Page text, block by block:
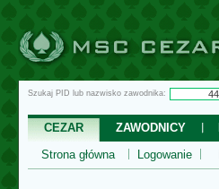
Szukaj PID lub nazwisko zawodnika:
CEZAR ZAWODNICY
Strona główna
Logowanie